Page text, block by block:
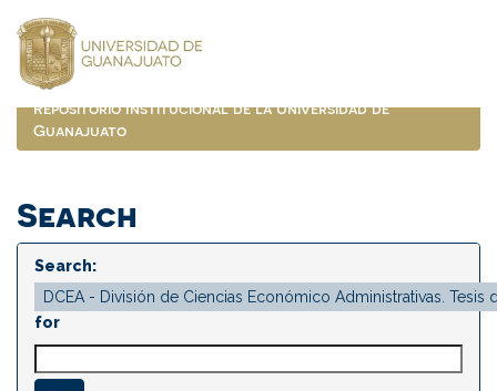
navigation
Repositorio Institucional de la Universidad de
Guanajuato
Search
Search:
for